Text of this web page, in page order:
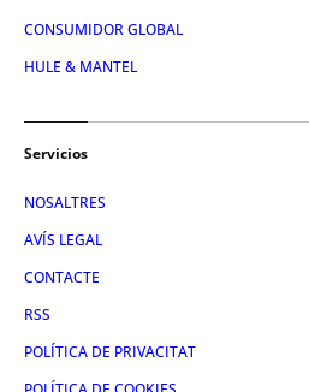
CONSUMIDOR GLOBAL
HULE & MANTEL
Servicios
NOSALTRES
AVÍS LEGAL
CONTACTE
RSS
POLÍTICA DE PRIVACITAT